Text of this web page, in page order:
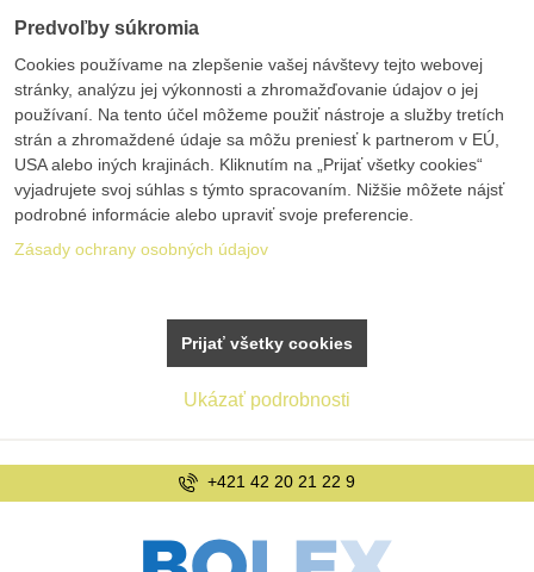
+421 42 20 21 22 9
Predvoľby súkromia
Cookies používame na zlepšenie vašej návštevy tejto webovej
stránky, analýzu jej výkonnosti a zhromažďovanie údajov o jej
používaní. Na tento účel môžeme použiť nástroje a služby tretích
strán a zhromaždené údaje sa môžu preniesť k partnerom v EÚ,
USA alebo iných krajinách. Kliknutím na „Prijať všetky cookies“
vyjadrujete svoj súhlas s týmto spracovaním. Nižšie môžete nájsť
podrobné informácie alebo upraviť svoje preferencie.
Zásady ochrany osobných údajov
Ukázať podrobnosti
Prijať všetky cookies